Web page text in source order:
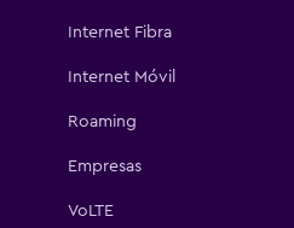
Internet Fibra
Internet Móvil
Roaming
Empresas
VoLTE